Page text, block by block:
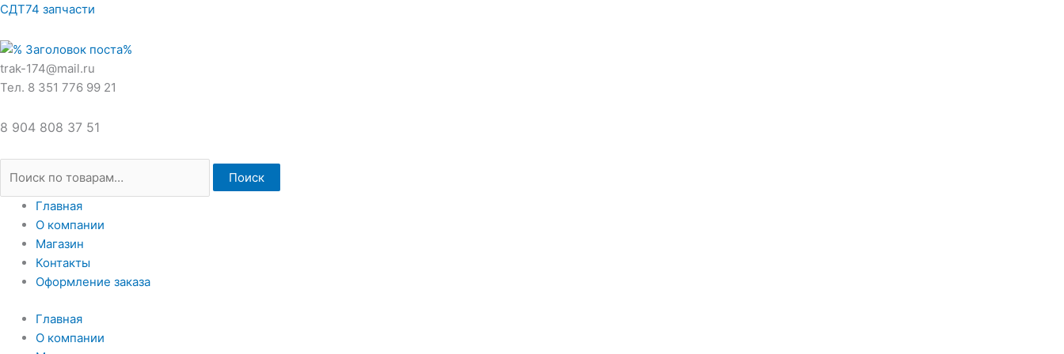
Перейти
содержимому
СДТ74 запчасти
trak-174@mail.ru
Тел. 8 351 776 99 21
8 904 808 37 51
Искать:
Поиск
Главная
О компании
Магазин
Контакты
Оформление заказа
Главная
О компании